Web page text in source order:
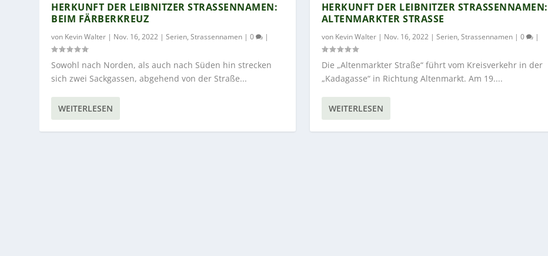
HERKUNFT DER LEIBNITZER STRASSENNAMEN: B
EIM FÄRBERKREUZ
von Kevin Walter | Nov. 16, 2022 |Serien,Strassennamen |0 |
Sowohl nach Norden, als auch nach Süden hin strecken
sich zwei Sackgassen, abgehend von der Straße...
WEITERLESEN
HERKUNFT DER LEIBNITZER STRASSENNAMEN: A
LTENMARKTER STRASSE
von Kevin Walter| Nov. 16, 2022 | Serien, Strassennamen| 0 |
Die „Altenmarkter Straße“ führt vom Kreisverkehr in der
„Kadagasse“ in Richtung Altenmarkt. Am 19....
WEITERLESEN